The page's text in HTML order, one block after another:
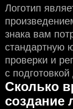
Логотип
знака вам
стандартную
проверки и
с
Сколько
создание